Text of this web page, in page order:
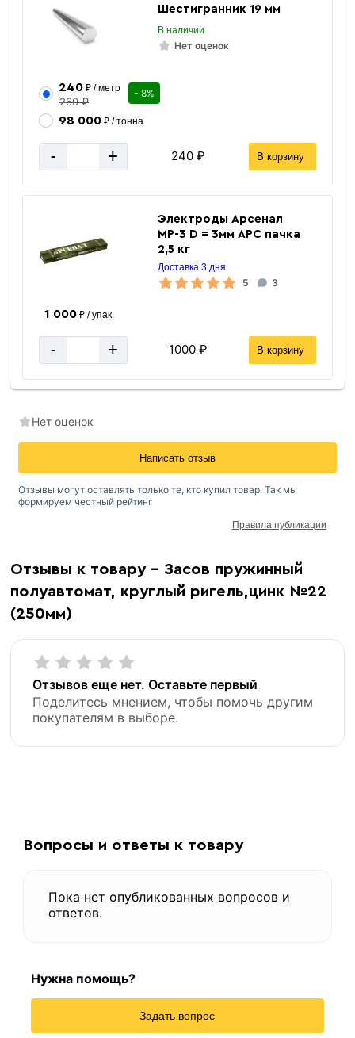
Шестигранник 19 мм
В наличии
Нет оценок
240₽ / метр
260 ₽
- 8%
98 000₽ / тонна
- + 240 ₽ В корзину
Электроды Арсенал
МР-3 D = 3мм АРС пачка
2,5 кг
Доставка 3 дня
5 3
1 000₽ / упак.
- + 1000 ₽ В корзину
Отзывы к товару - Засов пружинный
полуавтомат, круглый ригель,цинк №22
(250мм)
Отзывов еще нет. Оставьте первый
Поделитесь мнением, чтобы помочь другим
покупателям в выборе.
Нет оценок
Написать отзыв
Отзывы могут оставлять только те, кто купил товар. Так мы
формируем честный рейтинг
Правила публикации
Вопросы и ответы к товару
Пока нет опубликованных вопросов и
ответов.
Нужна помощь?
Задать вопрос